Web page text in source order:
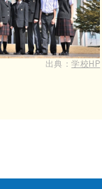
出典：学校HP